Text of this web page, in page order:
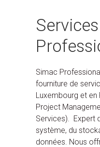
Simac
fourniture de
Luxembourg et en
Project
Services). Expert
système, du
données. Nous